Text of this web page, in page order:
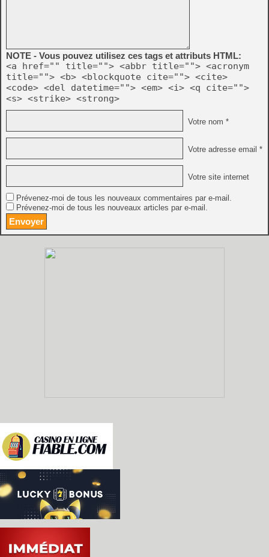
NOTE - Vous pouvez utilisez ces tags et attributs HTML:
<a href="" title=""> <abbr title=""> <acronym
title=""> <b> <blockquote cite=""> <cite>
<code> <del datetime=""> <em> <i> <q cite="">
<s> <strike> <strong>
Votre nom *
Votre adresse email *
Votre site internet
Prévenez-moi de tous les nouveaux commentaires par e-mail.
Prévenez-moi de tous les nouveaux articles par e-mail.